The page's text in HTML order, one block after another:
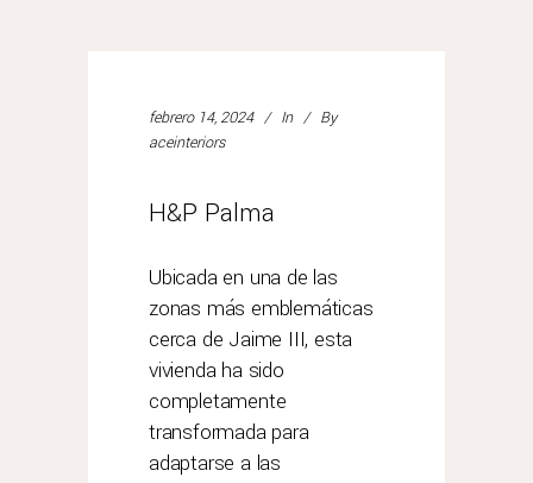
febrero 14, 2024 In
By
aceinteriors
H&P Palma
Ubicada en una de las
zonas más emblemáticas
cerca de Jaime III, esta
vivienda ha sido
completamente
transformada para
adaptarse a las